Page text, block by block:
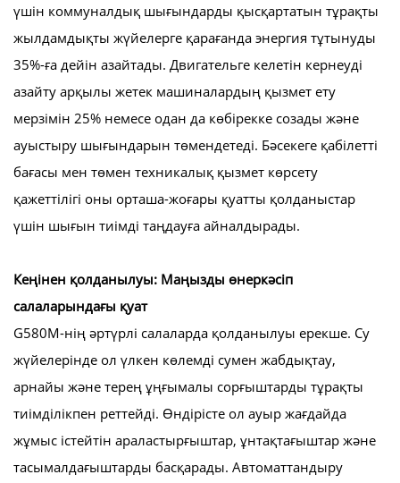
үшін коммуналдық шығындарды қысқартатын тұрақты
жылдамдықты жүйелерге қарағанда энергия тұтынуды
35%-ға дейін азайтады. Двигательге келетін кернеуді
азайту арқылы жетек машиналардың қызмет ету
мерзімін 25% немесе одан да көбірекке созады және
ауыстыру шығындарын төмендетеді. Бәсекеге қабілетті
бағасы мен төмен техникалық қызмет көрсету
қажеттілігі оны орташа-жоғары қуатты қолданыстар
үшін шығын тиімді таңдауға айналдырады.
Кеңінен қолданылуы: Маңызды өнеркәсіп
салаларындағы қуат
G580M-нің әртүрлі салаларда қолданылуы ерекше. Су
жүйелерінде ол үлкен көлемді сумен жабдықтау,
арнайы және терең ұңғымалы сорғыштарды тұрақты
тиімділікпен реттейді. Өндірісте ол ауыр жағдайда
жұмыс істейтін араластырғыштар, ұнтақтағыштар және
тасымалдағыштарды басқарады. Автоматтандыру